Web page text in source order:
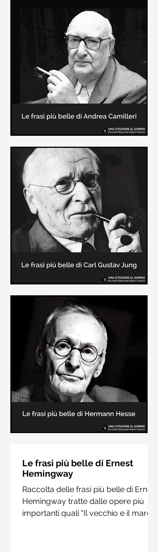
In questa pagina sono raccolte le
frasi più belle di Frida Kahlo
sull'amore e sulla vita.
Le frasi più belle di Andrea
Camilleri
In questa sezione sono raccolte le
frasi più belle di Andrea Camilleri, il
creatore dei libri sulle vicende del
Commissario Montalbano
Le frasi più belle di Carl Gustav
In questa pagina sono raccolte le
frasi più belle di Carl Gustav Jung
tratte dai suoi libri più significativi
come "Libro Rosso"
Hesse
Raccolta delle frasi più belle di
Hermann Hesse estrapolate dai suoi
libri più importanti come "Siddharta",
"Sull'amore" e "Demian"
Le frasi più belle di Ernest
Hemingway
Raccolta delle frasi più belle di Ernest
Hemingway tratte dalle opere più
importanti quali "Il vecchio e il mare",